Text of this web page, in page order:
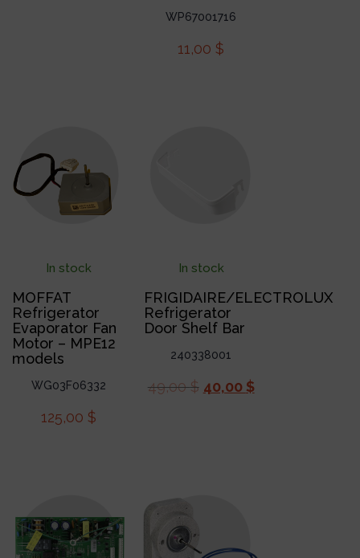
WP67001716
11,00 $
In stock
MOFFAT
Refrigerator
Evaporator Fan
Motor – MPE12
models
WG03F06332
125,00 $
In stock
FRIGIDAIRE/ELECTROLUX
Refrigerator
Door Shelf Bar
240338001
49,00$ 40,00 $